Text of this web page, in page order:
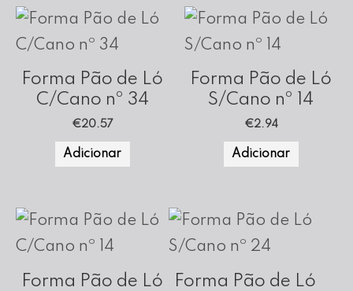
Forma Pão de Ló
C/Cano nº 34
€20.57
Adicionar
Forma Pão de Ló
S/Cano nº 14
€2.94
Adicionar
Forma Pão de Ló
Forma Pão de Ló